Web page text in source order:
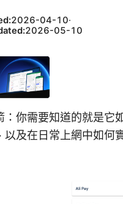
2026-04-10·
2026-05-10
：你需要知道的就是它
以及在日常上網中如何